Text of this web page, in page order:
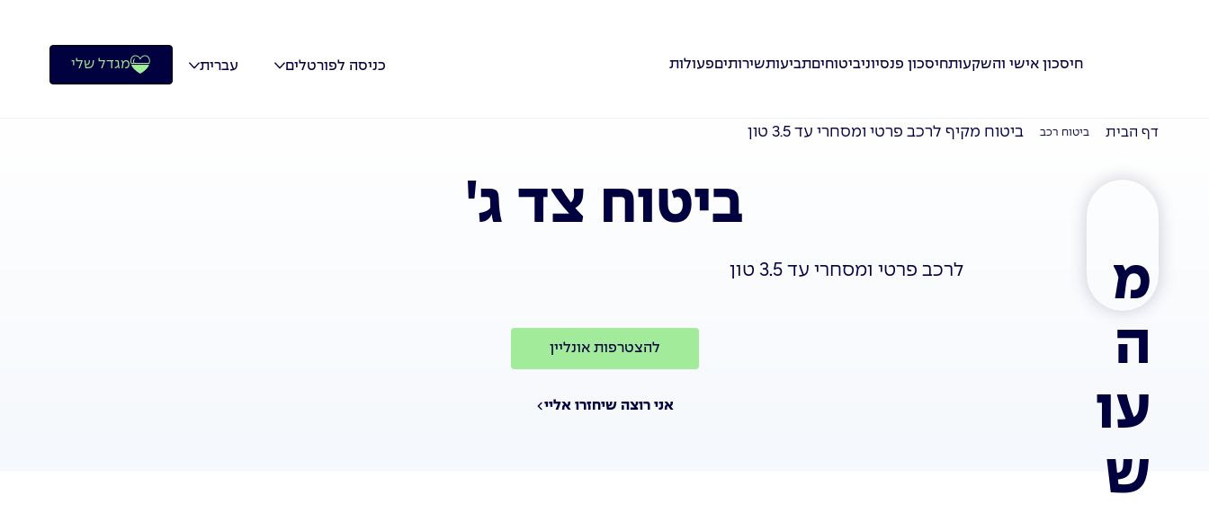
חיסכון אישי והשקעותחיסכון פנסיוניביטוחיםתביעותשירותיםפעולות כניסה לפורטלים עברית מגדל שלי
דף הבית ביטוח רכב ביטוח מקיף לרכב פרטי ומסחרי עד 3.5 טון
ביטוח צד ג'
לרכב פרטי ומסחרי עד 3.5 טון
להצטרפות אונליין
אני רוצה שיחזרו אליי
מ
ה
עו
ש